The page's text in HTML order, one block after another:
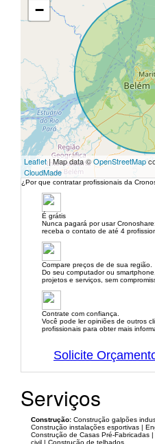
−
Leaflet| Map data ©OpenStreetMap
CloudMade
¿Por que contratar profissionais da
É grátis
Nunca pagará por usar
receba o contato de até 4
Compare preços de de sua região.
Do seu computador ou
projetos e serviços, sem
Contrate com confiança.
Você pode ler opiniões de outros
profissionais para obter mais
Solicite
Serviços
Construção: Construção galpões
Construção instalações esportivas |
Construção de Casas Pré-Fabricadas
civil | Construção de telhados